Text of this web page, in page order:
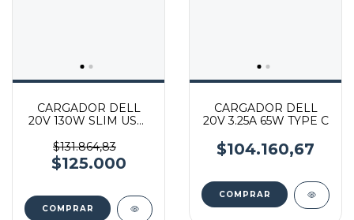
CARGADOR DELL
20V 130W SLIM USB-
$131.864,83
$125.000
CARGADOR DELL
20V 3.25A 65W TYPE C
$104.160,67